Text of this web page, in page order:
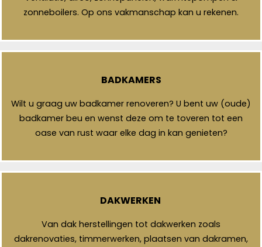
zonneboilers. Op ons vakmanschap kan u rekenen.
BADKAMERS
Wilt u graag uw badkamer renoveren? U bent uw (oude)
badkamer beu en wenst deze om te toveren tot een
oase van rust waar elke dag in kan genieten?
DAKWERKEN
Van dak herstellingen tot dakwerken zoals
dakrenovaties, timmerwerken, plaatsen van dakramen,